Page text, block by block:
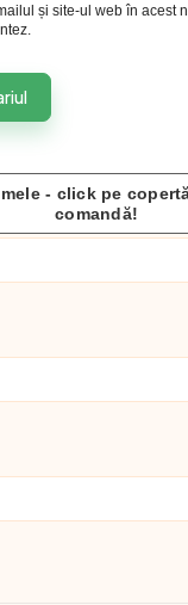
și site-ul web în acest
- click pe
comandă!